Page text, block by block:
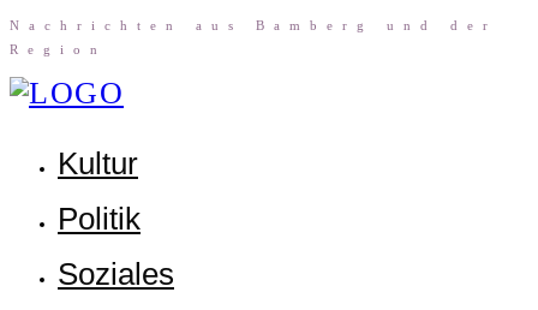
Nach­rich­ten aus Bam­berg und der
Region
Kul­tur
Poli­tik
Sozia­les